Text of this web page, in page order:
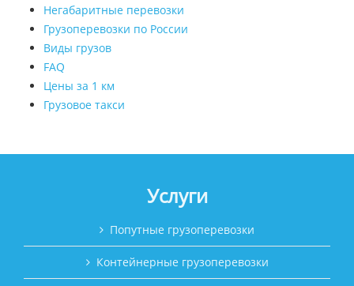
Негабаритные перевозки
Грузоперевозки по России
Виды грузов
FAQ
Цены за 1 км
Грузовое такси
Услуги
Попутные грузоперевозки
Контейнерные грузоперевозки